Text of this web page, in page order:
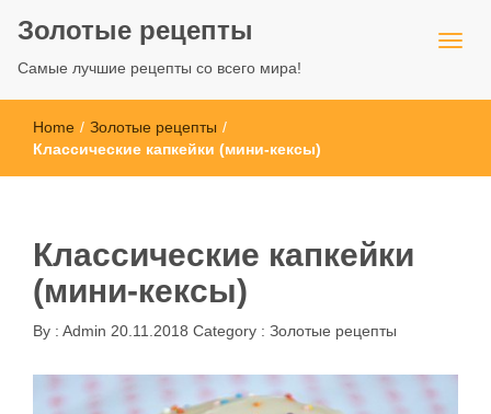
Золотые рецепты
Самые лучшие рецепты со всего мира!
Home / Золотые рецепты /
Классические капкейки (мини-кексы)
Классические капкейки
(мини-кексы)
By : Admin 20.11.2018 Category : Золотые рецепты